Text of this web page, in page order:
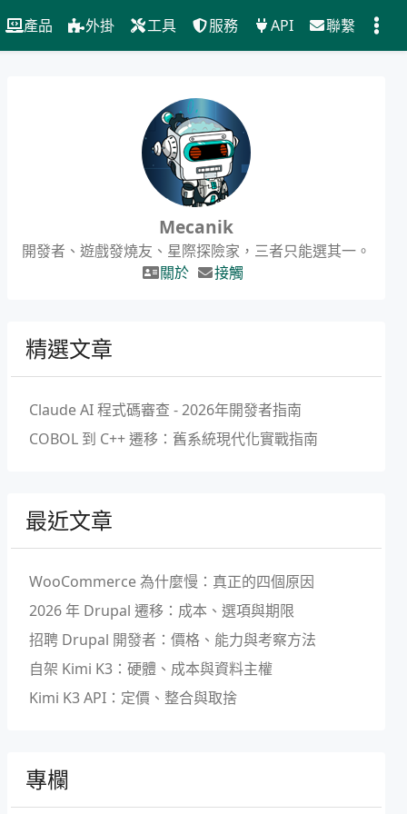
產品 外掛 工具 服務 API 聯繫
Mecanik
開發者、遊戲發燒友、星際探險家，三者只能選其一。
關於
接觸
精選文章
Claude AI 程式碼審查 - 2026年開發者指南
COBOL 到 C++ 遷移：舊系統現代化實戰指南
最近文章
WooCommerce 為什麼慢：真正的四個原因
2026 年 Drupal 遷移：成本、選項與期限
招聘 Drupal 開發者：價格、能力與考察方法
自架 Kimi K3：硬體、成本與資料主權
Kimi K3 API：定價、整合與取捨
專欄